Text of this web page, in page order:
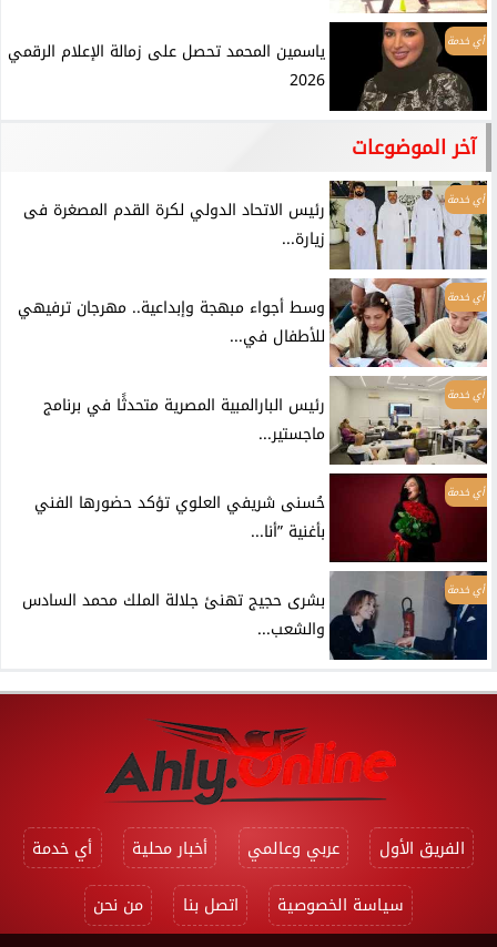
أي خدمة
ياسمين المحمد تحصل على زمالة الإعلام الرقمي
2026
آخر الموضوعات
أي خدمة
رئيس الاتحاد الدولي لكرة القدم المصغرة فى
زيارة...
أي خدمة
وسط أجواء مبهجة وإبداعية.. مهرجان ترفيهي
للأطفال في...
أي خدمة
رئيس البارالمبية المصرية متحدثًا في برنامج
ماجستير...
أي خدمة
حُسنى شريفي العلوي تؤكد حضورها الفني
بأغنية ”أنا...
أي خدمة
بشرى حجيج تهنئ جلالة الملك محمد السادس
والشعب...
الفريق الأول عربي وعالمي أخبار محلية
أي خدمة
سياسة الخصوصية
اتصل بنا من نحن